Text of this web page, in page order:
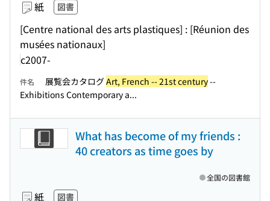
紙 図書
[Centre national des arts plastiques] : [Réunion des
musées nationaux]
c2007-
件名 展覧会カタログArt, French -- 21st century--
Exhibitions Contemporary a...
What has become of my friends :
40 creators as time goes by
紙 図書
全国の図書館